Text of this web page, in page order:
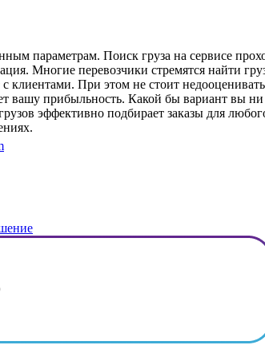
параметрам. Поиск груза на сервисе
Многие перевозчики стремятся найти
При этом не стоит
прибыльность. Какой бы вариант вы
эффективно подбирает заказы для